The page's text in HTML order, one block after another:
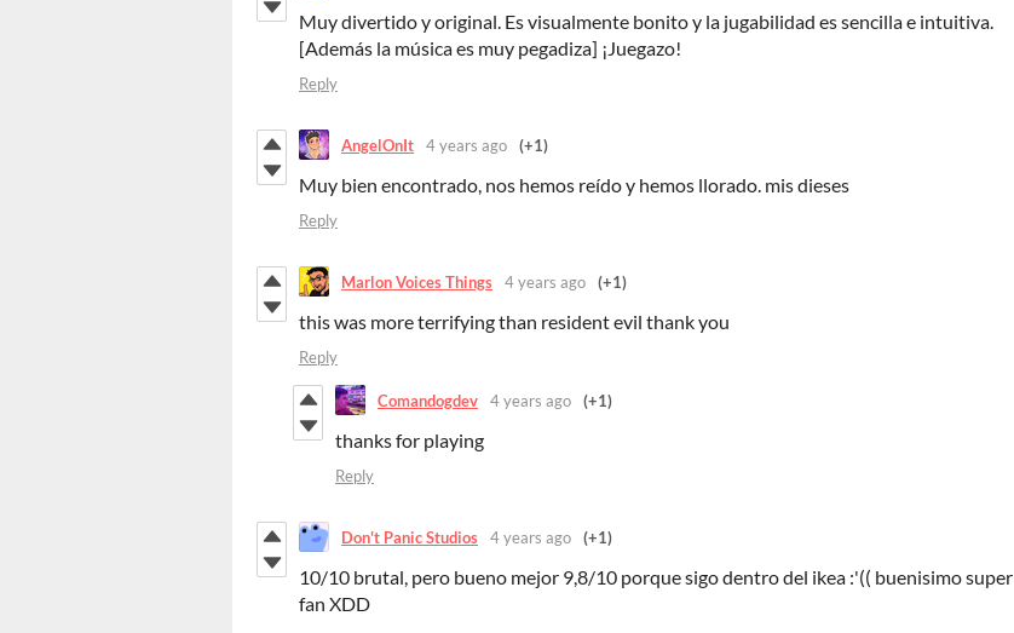
Muy divertido y original. Es visualmente bonito y la jugabilidad es sencilla e intuitiva.
[Además la música es muy pegadiza] ¡Juegazo!
Reply
AngelOnIt 4 years ago (+1)
Muy bien encontrado, nos hemos reído y hemos llorado. mis dieses
Reply
Marlon Voices Things 4 years ago (+1)
this was more terrifying than resident evil thank you
Reply
Comandogdev 4 years ago (+1)
thanks for playing
Reply
Don't Panic Studios 4 years ago (+1)
10/10 brutal, pero bueno mejor 9,8/10 porque sigo dentro del ikea :'(( buenisimo super
fan XDD